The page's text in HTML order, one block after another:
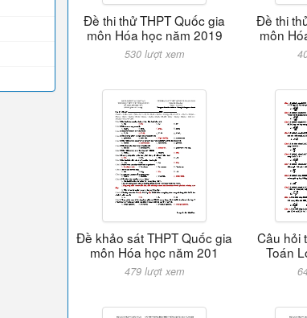
Đề thi thử THPT Quốc gia
môn Hóa học năm 2019
530 lượt xem
Đề thi
môn
Đề khảo sát THPT Quốc gia
môn Hóa học năm 201
479 lượt xem
Câu hỏi
Toán